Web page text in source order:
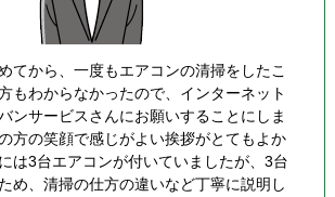
てから、一度もエアコンの清掃をしたこ
もわからなかったので、インターネット
ンサービスさんにお願いすることにしま
方の笑顔で感じがよい挨拶がとてもよか
は3台エアコンが付いていましたが、3台
め、清掃の仕方の違いなど丁寧に説明し